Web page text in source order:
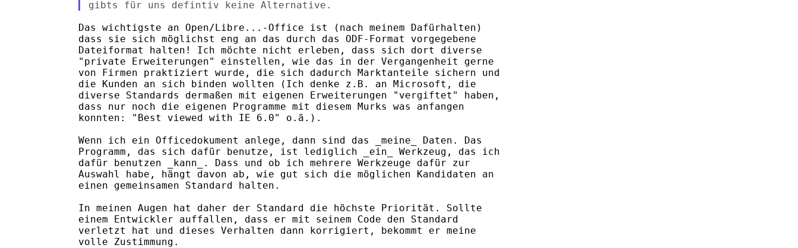
Das wichtigste an Open/Libre...-Office ist (nach meinem Dafürhalten)
dass sie sich möglichst eng an das durch das ODF-Format vorgegebene
Dateiformat halten! Ich möchte nicht erleben, dass sich dort diverse
"private Erweiterungen" einstellen, wie das in der Vergangenheit gerne
von Firmen praktiziert wurde, die sich dadurch Marktanteile sichern und
die Kunden an sich binden wollten (Ich denke z.B. an Microsoft, die
diverse Standards dermaßen mit eigenen Erweiterungen "vergiftet" haben,
dass nur noch die eigenen Programme mit diesem Murks was anfangen
konnten: "Best viewed with IE 6.0" o.ä.).
Wenn ich ein Officedokument anlege, dann sind das _meine_ Daten. Das
Programm, das sich dafür benutze, ist lediglich _ein_ Werkzeug, das ich
dafür benutzen _kann_. Dass und ob ich mehrere Werkzeuge dafür zur
Auswahl habe, hängt davon ab, wie gut sich die möglichen Kandidaten an
einen gemeinsamen Standard halten.
In meinen Augen hat daher der Standard die höchste Priorität. Sollte
einem Entwickler auffallen, dass er mit seinem Code den Standard
verletzt hat und dieses Verhalten dann korrigiert, bekommt er meine
volle Zustimmung.